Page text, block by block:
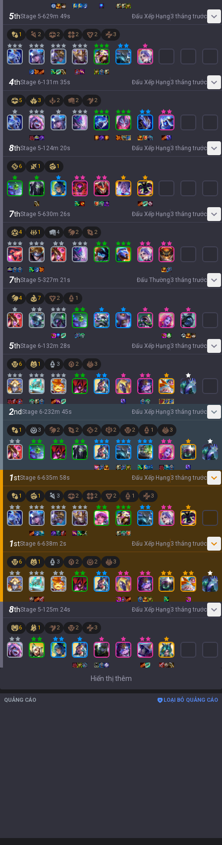
5thStage 5-629m 49s Đấu Xếp Hạng 3 tháng trước
1 2 2 2 2 3
4thStage 6-1 31 m 35s Đấu Xếp Hạng 3 tháng trước
5 3 2 2 2
8thStage 5-1 24m 20s Đấu Xếp Hạng 3 tháng trước
6 1 1
7thStage 5-630m 26s Đấu Xếp Hạng 3 tháng trước
4 1 4 2 2
7thStage 5-327m 21 s Đấu Thường 3 tháng trước
4 7 2 1
5thStage 6-1 32m 28s Đấu Xếp Hạng 3 tháng trước
6 1 3 2 3
2ndStage 6-232m 45s Đấu Xếp Hạng 3 tháng trước
1 3 2 2 2 2 2 1 3
1stStage 6-635m 58s Đấu Xếp Hạng 3 tháng trước
1 1 3 2 2 2 1 3
1stStage 6-638m 2s Đấu Xếp Hạng 3 tháng trước
6 1 3 2 2 3
8thStage 5-1 25m 24s Đấu Xếp Hạng 3 tháng trước
6 1 2 2 3
Hiển thị thêm
QUẢNG CÁO LOẠI BỎ QUẢNG CÁO